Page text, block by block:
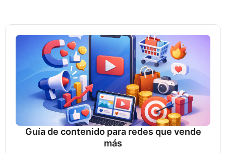
Guía de contenido para redes que vende
más